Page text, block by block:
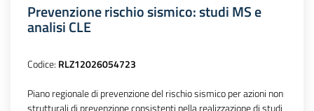
Prevenzione rischio sismico: studi MS e
analisi CLE
Codice: RLZ12026054723
Piano regionale di prevenzione del rischio sismico per azioni non